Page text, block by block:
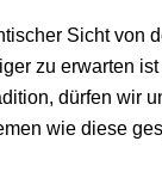
Sicht von
zu erwarten
dürfen wir
wie diese